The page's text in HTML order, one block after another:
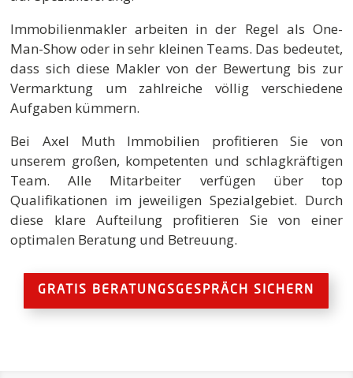
Immobilienmakler arbeiten in der Regel als One-
Man-Show oder in sehr kleinen Teams. Das bedeutet,
dass sich diese Makler von der Bewertung bis zur
Vermarktung um zahlreiche völlig verschiedene
Aufgaben kümmern.
Bei Axel Muth Immobilien profitieren Sie von
unserem großen, kompetenten und schlagkräftigen
Team. Alle Mitarbeiter verfügen über top
Qualifikationen im jeweiligen Spezialgebiet. Durch
diese klare Aufteilung profitieren Sie von einer
optimalen Beratung und Betreuung.
GRATIS BERATUNGSGESPRÄCH SICHERN